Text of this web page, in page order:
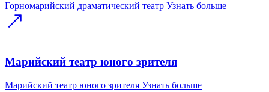
Горномарийский драматический театр Узнать больше
Марийский театр юного зрителя
Марийский театр юного зрителя Узнать больше